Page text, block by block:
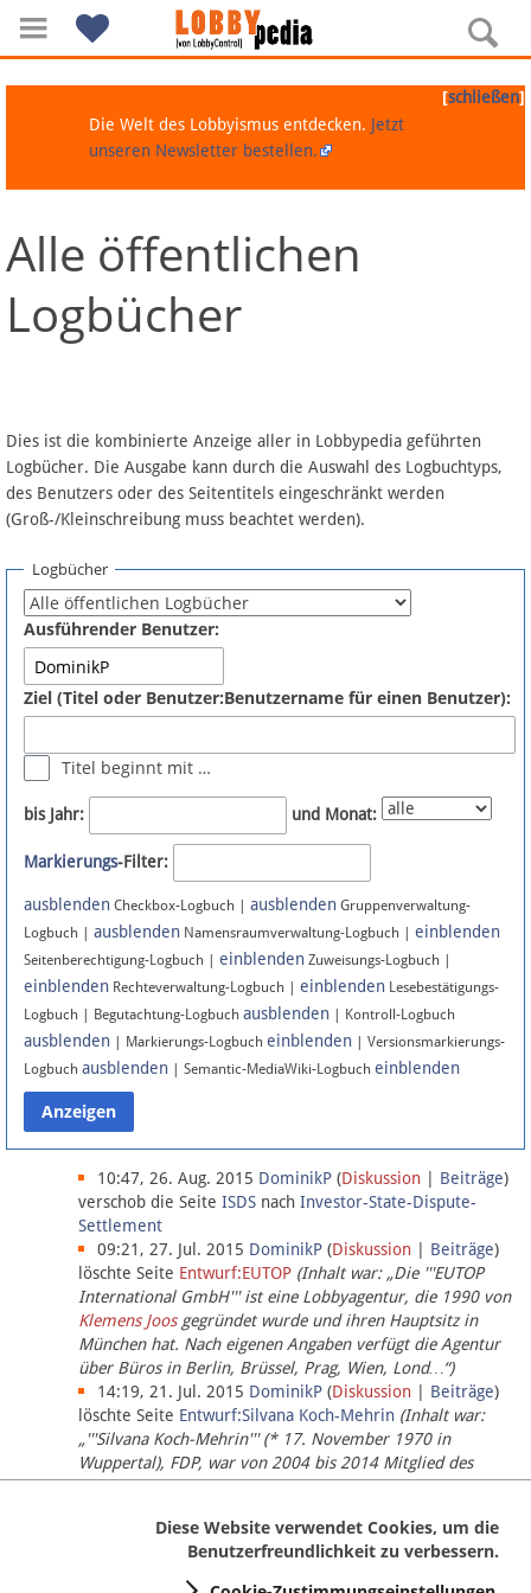
Navigation
Über Lobbypedia
Artikel nach Kategorien
FAQ
Fördermitglied werden
Fehler melden
Newsletter
Bluesky
Facebook
Instagram
Anmelden
Datenschutz
Über Lobbypedia
Impressum
[schließen]
Die Welt des Lobbyismus entdecken. Jetzt
unseren Newsletter bestellen.
Alle öffentlichen
Logbücher
Dies ist die kombinierte Anzeige aller in Lobbypedia geführten
Logbücher. Die Ausgabe kann durch die Auswahl des Logbuchtyps,
des Benutzers oder des Seitentitels eingeschränkt werden
(Groß-/Kleinschreibung muss beachtet werden).
Logbücher
Ausführender Benutzer:
Ziel (Titel oder Benutzer:Benutzername für einen Benutzer):
Titel beginnt mit …
bis Jahr: und Monat:
Markierungs-Filter:
ausblenden Checkbox-Logbuch | ausblenden Gruppenverwaltung-
Logbuch | ausblenden Namensraumverwaltung-Logbuch | einblenden
Seitenberechtigung-Logbuch | einblenden Zuweisungs-Logbuch |
einblenden Rechteverwaltung-Logbuch | einblenden Lesebestätigungs-
Logbuch | Begutachtung-Logbuch ausblenden | Kontroll-Logbuch
ausblenden | Markierungs-Logbuch einblenden | Versionsmarkierungs-
Logbuch ausblenden | Semantic-MediaWiki-Logbuch einblenden
10:47, 26. Aug. 2015 DominikP (Diskussion Beiträge)
verschob die Seite ISDS nach Investor-State-Dispute-
Settlement
09:21, 27. Jul. 2015 DominikP (Diskussion Beiträge)
löschte Seite Entwurf:EUTOP (Inhalt war: „Die '''EUTOP
International GmbH''' ist eine Lobbyagentur, die 1990 von
Klemens Joosgegründet wurde und ihren Hauptsitz in
München hat. Nach eigenen Angaben verfügt die Agentur
über Büros in Berlin, Brüssel, Prag, Wien, Lond…“)
14:19, 21. Jul. 2015 DominikP (Diskussion Beiträge)
löschte Seite Entwurf:Silvana Koch-Mehrin (Inhalt war:
„'''Silvana Koch-Mehrin''' (* 17. November 1970 in
Wuppertal), FDP, war von 2004 bis 2014 Mitglied des
Europäischen Parlaments, seit November 2014 ist sie für
Diese Website verwendet Cookies, um die
Benutzerfreundlichkeit zu verbessern.